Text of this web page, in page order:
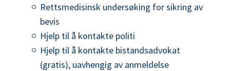
Rettsmedisinsk undersøking for sikring av
bevis
Hjelp til å kontakte politi
Hjelp til å kontakte bistandsadvokat
(gratis), uavhengig av anmeldelse